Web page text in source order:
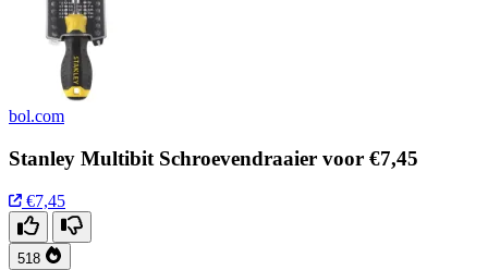
bol.com
Stanley Multibit Schroevendraaier voor €7,45
€7,45
518